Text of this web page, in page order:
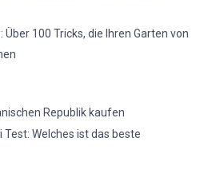
100 Tricks, die Ihren Garten von
Republik kaufen
Welches ist das beste